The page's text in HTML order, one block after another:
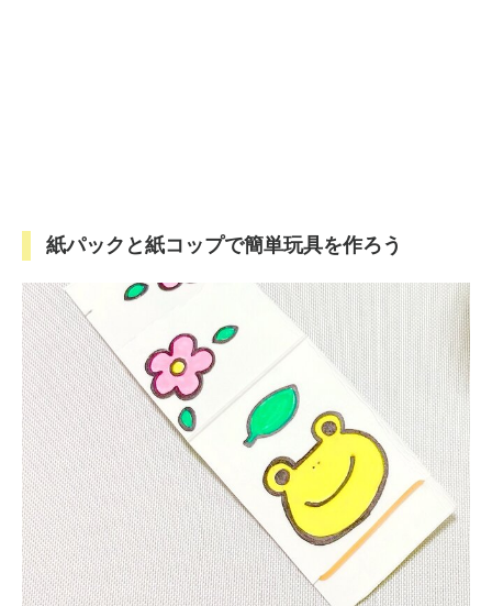
紙パックと紙コップで簡単玩具を作ろう